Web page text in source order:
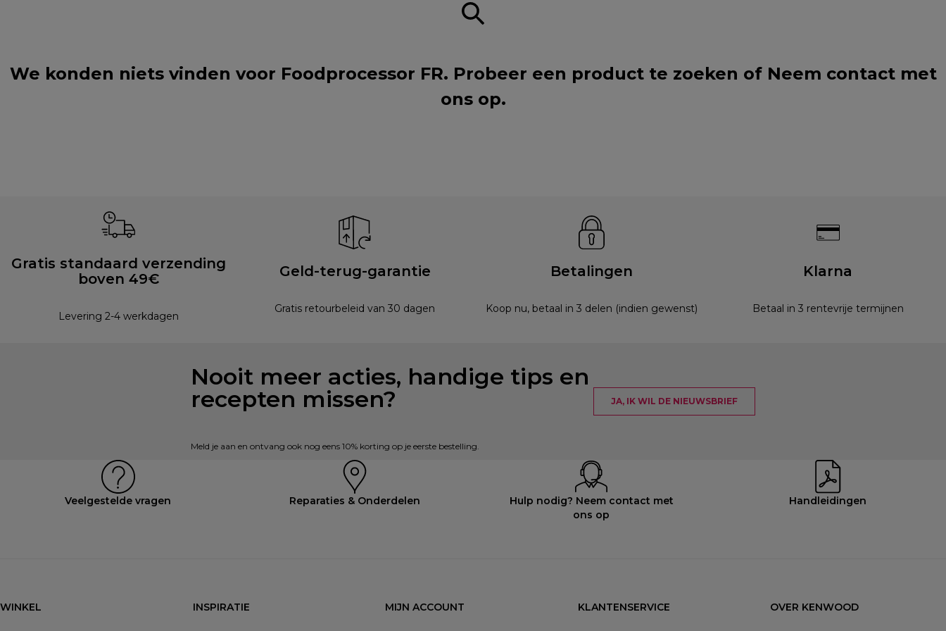
We konden niets vinden voor Foodprocessor FR. Probeer een product te zoeken of Neem contact met
ons op.
Gratis standaard verzending
boven 49€
Levering 2-4 werkdagen
Geld-terug-garantie
Gratis retourbeleid van 30 dagen
Betalingen
Koop nu, betaal in 3 delen (indien gewenst)
Klarna
Betaal in 3 rentevrije termijnen
Nooit meer acties, handige tips en
recepten missen?
Meld je aan en ontvang ook nog eens 10% korting op je eerste bestelling.
JA, IK WIL DE NIEUWSBRIEF
Veelgestelde vragen Reparaties & Onderdelen
Hulp nodig? Neem contact met
ons op
Handleidingen
WINKEL INSPIRATIE MIJN ACCOUNT KLANTENSERVICE OVER KENWOOD